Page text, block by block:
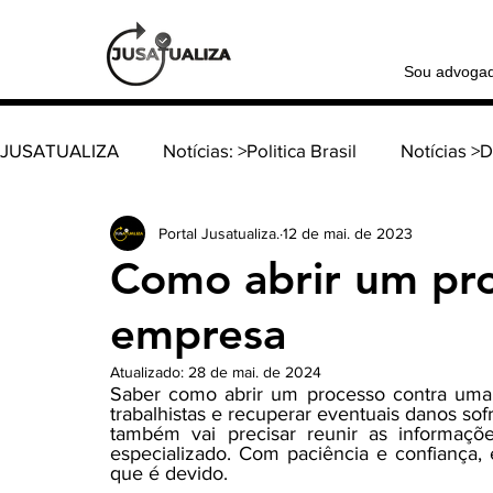
Sou
JUSATUALIZA Notícias: >Politica Brasil Notícias
Notícia >Política Internacional Coluna: > Família e
Coluna: > Direito tributário
Coluna: > Direito do Trabalho Coluna: > Direito
Como abrir um
empresa
Portal Jusatualiza. 12 de mai. de 2023
Atualizado: 28 de mai. de 2024
Saber como abrir um processo contra
trabalhistas e recuperar eventuais danos
também vai precisar reunir as
especializado. Com paciência e
que é devido.